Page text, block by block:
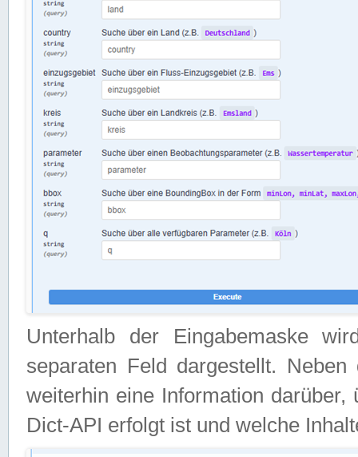
Unterhalb der Eingabemaske
separaten Feld dargestellt.
weiterhin eine Information
Dict-API erfolgt ist und welche